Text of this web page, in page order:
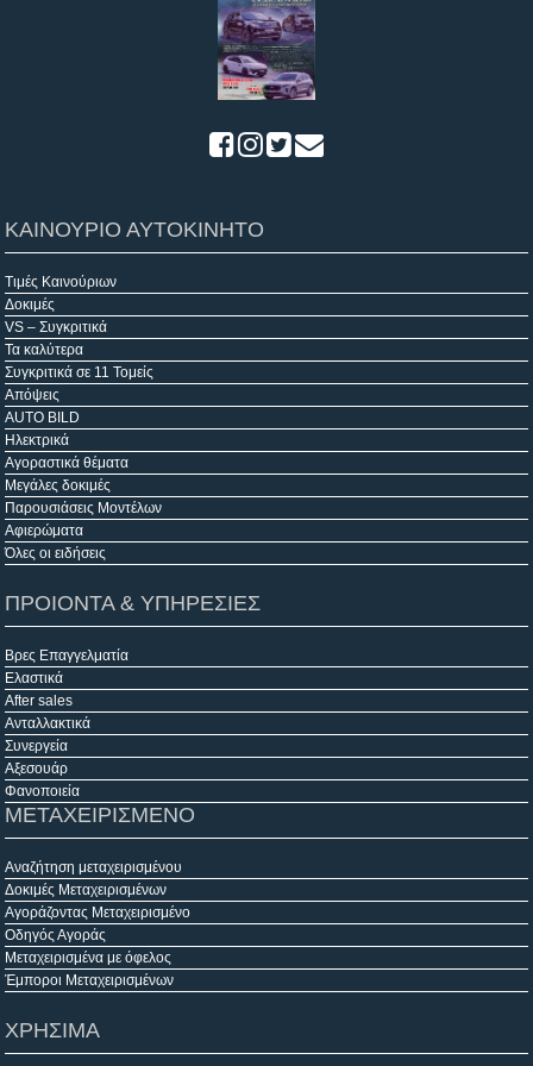
ΚΑΙΝΟΥΡΙΟ ΑΥΤΟΚΙΝΗΤΟ
Τιμές Καινούριων
Δοκιμές
VS – Συγκριτικά
Τα καλύτερα
Συγκριτικά σε 11 Τομείς
Απόψεις
AUTO BILD
Ηλεκτρικά
Αγοραστικά θέματα
Μεγάλες δοκιμές
Παρουσιάσεις Μοντέλων
Αφιερώματα
Όλες οι ειδήσεις
ΠΡΟΙΟΝΤΑ & ΥΠΗΡΕΣΙΕΣ
Βρες Επαγγελματία
Ελαστικά
After sales
Ανταλλακτικά
Συνεργεία
Αξεσουάρ
Φανοποιεία
ΜΕΤΑΧΕΙΡΙΣΜΕΝΟ
Αναζήτηση μεταχειρισμένου
Δοκιμές Μεταχειρισμένων
Αγοράζοντας Μεταχειρισμένο
Οδηγός Αγοράς
Μεταχειρισμένα με όφελος
Έμποροι Μεταχειρισμένων
ΧΡΗΣΙΜΑ